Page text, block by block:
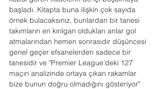
başladı. Kitapta buna ilişkin çok sayıda
örnek bulacaksınız, bunlardan bir tanesi
takımların en kırılgan oldukları anlar gol
atmalarından hemen sonrasıdır düşüncesi
genel geçer efsanelerden sadece bir
tanesidir ve "Premier League'deki 127
maçın analizinde ortaya çıkan rakamlar
bize bunun doğru olmadığını gösteriyor"